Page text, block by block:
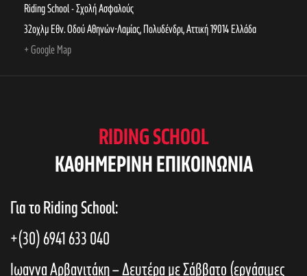
Riding School - Σχολή Ασφαλούς
32οχλμ Εθν. Οδού Αθηνών-Λαμίας, Πολυδένδρι,Αττική19014Ελλάδα
+ Google Map
RIDING SCHOOL
KAΘΗΜΕΡΙΝΗ ΕΠΙΚΟΙΝΩΝΙΑ
Για το Riding School:
+(30) 6941 633 040
Ιωαννα Αρβανιτάκη – Δευτέρα με Σάββατο (εργάσιμες